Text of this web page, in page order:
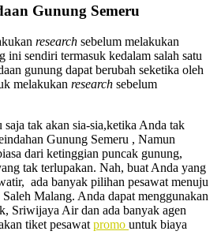
Gunung Semeru
research sebelum melakukan
ini sendiri termasuk kedalam salah satu
gunung dapat berubah seketika oleh
melakukan research sebelum
tak akan sia-sia,ketika Anda tak
Gunung Semeru , Namun
dari ketinggian puncak gunung,
tak terlupakan. Nah, buat Anda yang
ada banyak pilihan pesawat menuju
Malang. Anda dapat menggunakan
Sriwijaya Air dan ada banyak agen
tiket pesawat promo untuk biaya